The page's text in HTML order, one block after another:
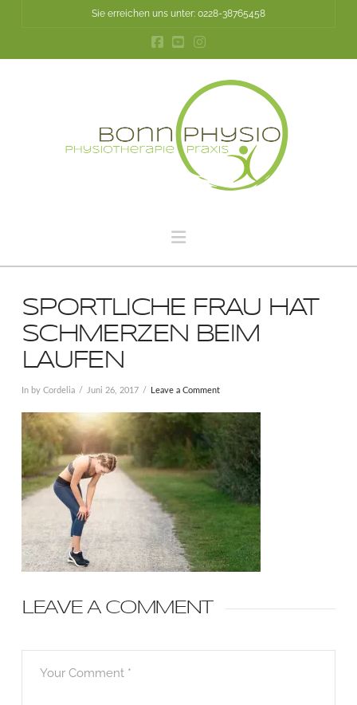
Sie erreichen uns unter: 0228-38765458
Navigation
SPORTLICHE FRAU HAT
SCHMERZEN BEIM
LAUFEN
In by Cordelia Juni 26, 2017 Leave a Comment
LEAVE A COMMENT